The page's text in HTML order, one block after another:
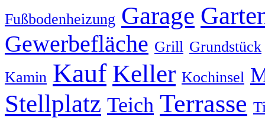
Fußbodenheizung Garage
Gewerbefläche Grill Grundstück
Kamin Kauf Keller Kochinsel
Stellplatz Teich Terrasse